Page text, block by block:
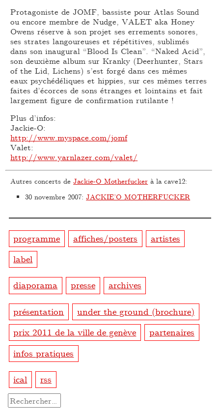
Protagoniste de JOMF, bassiste pour Atlas Sound
ou encore membre de Nudge, VALET aka Honey
Owens réserve à son projet ses errements sonores,
ses strates langoureuses et répétitives, sublimés
dans son inaugural “Blood Is Clean”. “Naked Acid”,
son deuxième album sur Kranky (Deerhunter, Stars
of the Lid, Lichens) s’est forgé dans ces mêmes
eaux psychédéliques et hippies, sur ces mêmes terres
faites d’écorces de sons étranges et lointains et fait
largement figure de confirmation rutilante !
Plus d’infos:
Jackie-O:
http://www.myspace.com/jomf
Valet:
http://www.yarnlazer.com/valet/
Autres concerts deJackie-O Motherfucker à la cave12:
30 novembre 2007:JACKIE’O MOTHERFUCKER
programme affiches/posters
artistes
label
diaporama presse archives
présentation
under the ground (brochure)
prix 2011 de la ville de genève
partenaires
infos pratiques
ical rss
Rechercher :